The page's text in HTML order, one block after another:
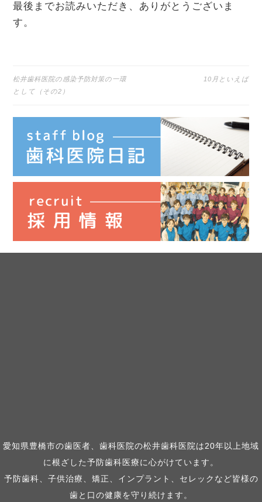
最後までお読みいただき、ありがとうございま
す。
投
稿
ビ
シ
ン
松井歯科医院の感染予防対策の一環
として（その2）
10月といえば
愛知県豊橋市の歯医者、歯科医院の松井歯科医院は20年以上地域
に根ざした予防歯科医療に心がけています。
予防歯科、子供治療、矯正、インプラント、セレックなど皆様の
歯と口の健康を守り続けます。